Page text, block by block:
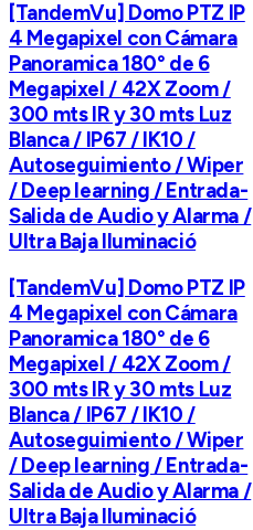
[TandemVu] Domo PTZ IP
4 Megapixel con Cámara
Panoramica 180° de 6
Megapixel / 42X Zoom /
300 mts IR y 30 mts Luz
Blanca / IP67 / IK10 /
Autoseguimiento / Wiper
/ Deep learning / Entrada-
Salida de Audio y Alarma /
Ultra Baja Iluminació
[TandemVu] Domo PTZ IP
4 Megapixel con Cámara
Panoramica 180° de 6
Megapixel / 42X Zoom /
300 mts IR y 30 mts Luz
Blanca / IP67 / IK10 /
Autoseguimiento / Wiper
/ Deep learning / Entrada-
Salida de Audio y Alarma /
Ultra Baja Iluminació